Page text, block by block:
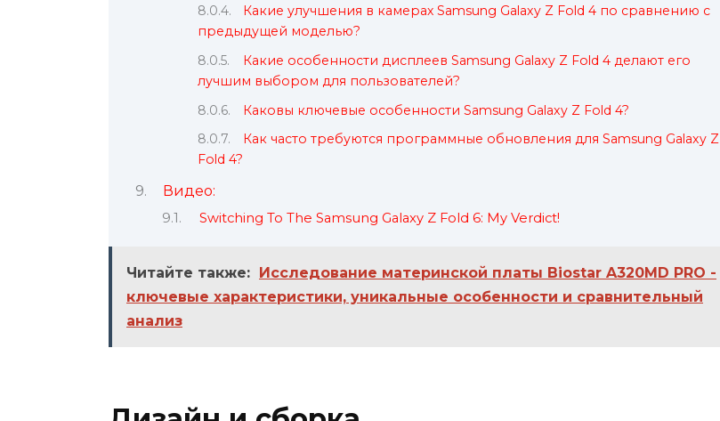
Какие улучшения в камерах Samsung Galaxy Z Fold 4 по сравнению с
предыдущей моделью?
Какие особенности дисплеев Samsung Galaxy Z Fold 4 делают его
лучшим выбором для пользователей?
Каковы ключевые особенности Samsung Galaxy Z Fold 4?
Как часто требуются программные обновления для Samsung Galaxy Z
Fold 4?
Видео:
Switching To The Samsung Galaxy Z Fold 6: My Verdict!
Читайте также: Исследование материнской платы Biostar A320MD PRO -
ключевые характеристики, уникальные особенности и сравнительный
анализ